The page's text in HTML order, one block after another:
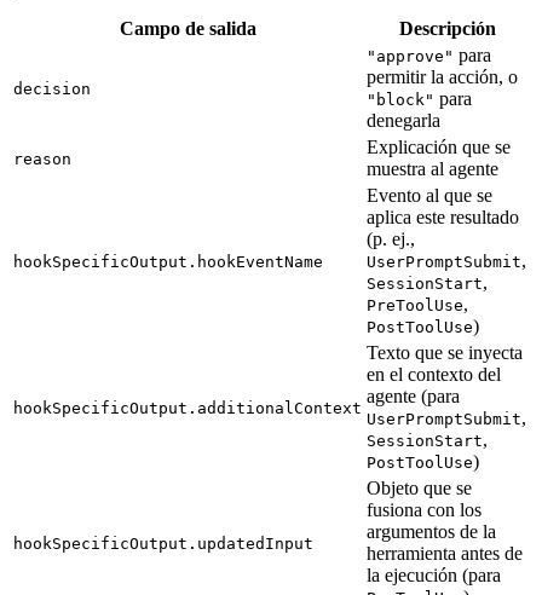
Campo de salida Descripción
decision
"approve" para
permitir la acción, o
"block" para
denegarla
reason
Explicación que se
muestra al agente
hookSpecificOutput.hookEventName
Evento al que se
aplica este resultado
(p. ej.,
UserPromptSubmit,
SessionStart,
PreToolUse,
PostToolUse)
hookSpecificOutput.additionalContext
Texto que se inyecta
en el contexto del
agente (para
UserPromptSubmit,
SessionStart,
PostToolUse)
hookSpecificOutput.updatedInput
Objeto que se
fusiona con los
argumentos de la
herramienta antes de
la ejecución (para